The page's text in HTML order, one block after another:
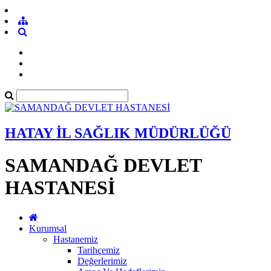
HATAY İL SAĞLIK MÜDÜRLÜĞÜ
SAMANDAĞ DEVLET
HASTANESİ
Kurumsal
Hastanemiz
Tarihçemiz
Değerlerimiz